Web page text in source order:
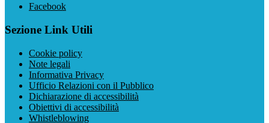
Facebook
Sezione Link Utili
Cookie policy
Note legali
Informativa Privacy
Ufficio Relazioni con il Pubblico
Dichiarazione di accessibilità
Obiettivi di accessibilità
Whistleblowing